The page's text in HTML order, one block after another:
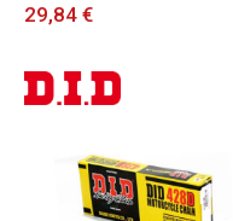
29,84 €